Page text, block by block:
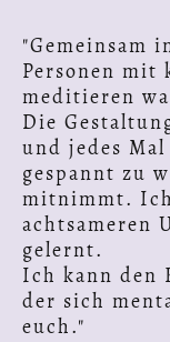
"Gemeinsam
Personen mit
meditieren
Die
und jedes
gespannt zu
mitnimmt. Ich
achtsameren
gelernt.
Ich kann den
der sich
euch."